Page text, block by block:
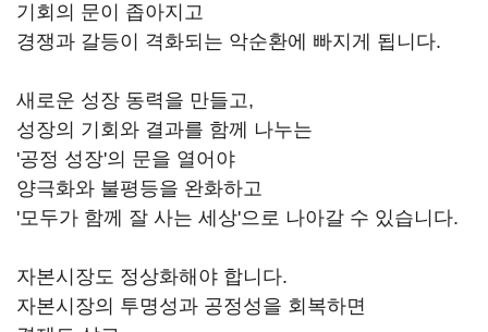
기회의 문이 좁아지고
경쟁과 갈등이 격화되는 악순환에 빠지게 됩니다.
새로운 성장 동력을 만들고,
성장의 기회와 결과를 함께 나누는
'공정 성장'의 문을 열어야
양극화와 불평등을 완화하고
'모두가 함께 잘 사는 세상'으로 나아갈 수 있습니다.
자본시장도 정상화해야 합니다.
자본시장의 투명성과 공정성을 회복하면